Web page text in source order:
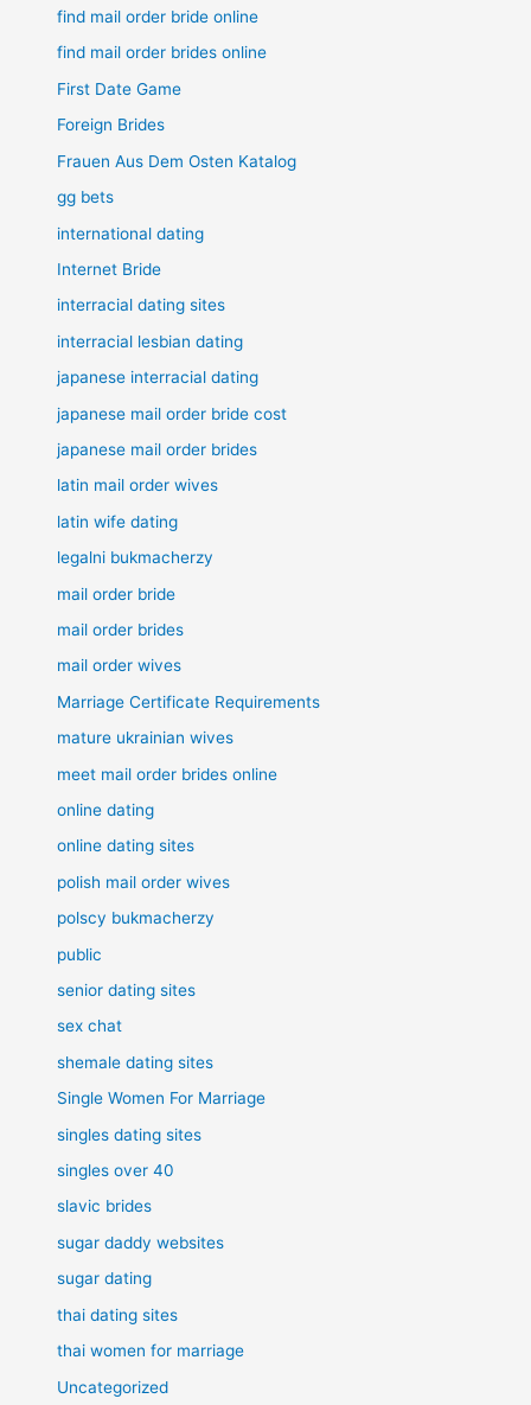
find mail order bride online
find mail order brides online
First Date Game
Foreign Brides
Frauen Aus Dem Osten Katalog
gg bets
international dating
Internet Bride
interracial dating sites
interracial lesbian dating
japanese interracial dating
japanese mail order bride cost
japanese mail order brides
latin mail order wives
latin wife dating
legalni bukmacherzy
mail order bride
mail order brides
mail order wives
Marriage Certificate Requirements
mature ukrainian wives
meet mail order brides online
online dating
online dating sites
polish mail order wives
polscy bukmacherzy
public
senior dating sites
sex chat
shemale dating sites
Single Women For Marriage
singles dating sites
singles over 40
slavic brides
sugar daddy websites
sugar dating
thai dating sites
thai women for marriage
Uncategorized